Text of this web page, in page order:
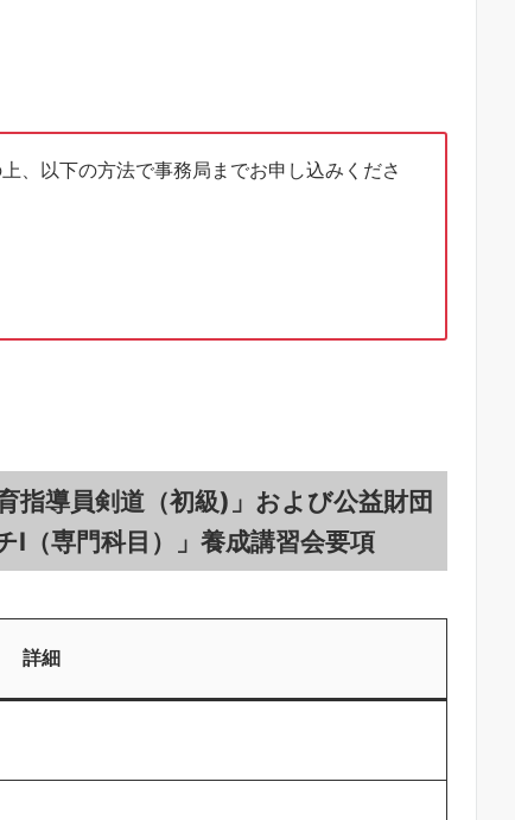
、以下の方法で事務局までお申し込みくださ
指導員剣道（初級)」および公益財団
（専門科目）」養成講習会要項
詳細